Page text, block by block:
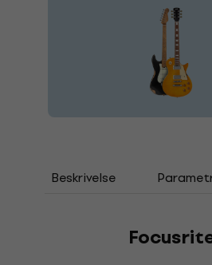
Beskrivelse